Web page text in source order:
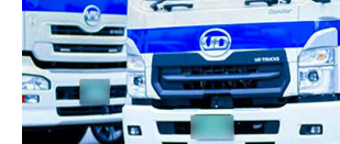
入社3年
目
ト
き
用
ま